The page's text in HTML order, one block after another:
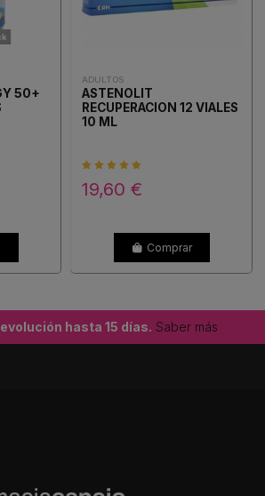
50+
ADULTOS
ASTENOLIT
RECUPERACION 12 VIALES
10 ML
19,60 €
Comprar
hasta 15 días. Saber más